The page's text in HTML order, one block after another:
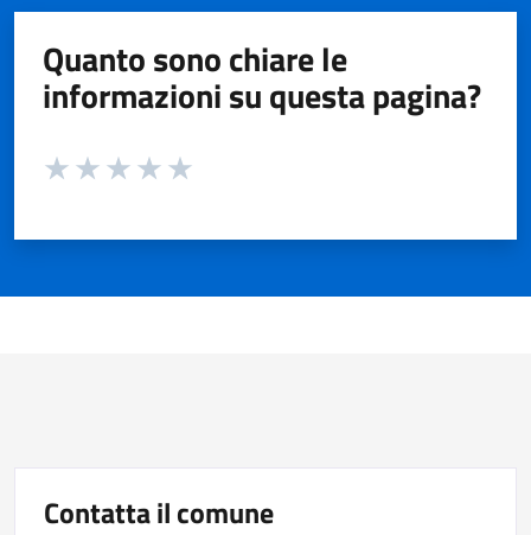
Quanto sono chiare le
informazioni su questa pagina?
Valuta da 1 a 5 stelle la pagina
Contatta il comune